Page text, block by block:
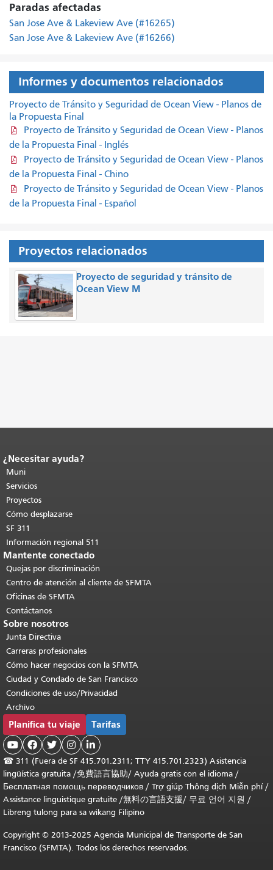
Paradas afectadas
San Jose Ave & Lakeview Ave (#16265)
San Jose Ave & Lakeview Ave (#16266)
Informes y documentos relacionados
Proyecto de Tránsito y Seguridad de Ocean View - Planos de
la Propuesta Final
Proyecto de Tránsito y Seguridad de Ocean View - Planos
de la Propuesta Final - Inglés
Proyecto de Tránsito y Seguridad de Ocean View - Planos
de la Propuesta Final - Chino
Proyecto de Tránsito y Seguridad de Ocean View - Planos
de la Propuesta Final - Español
Proyectos relacionados
Proyecto de seguridad y tránsito de
Ocean View M
Fin del contenido de la página.
de esta página se repite en todas las
páginas.Volver al principio del
contenido principal
¿Necesitar ayuda?
Muni
Servicios
Proyectos
Cómo desplazarse
SF 311
Información regional 511
Mantente conectado
Quejas por discriminación
Centro de atención al cliente de SFMTA
Oficinas de SFMTA
Contáctanos
Sobre nosotros
Junta Directiva
Carreras profesionales
Cómo hacer negocios con la SFMTA
Ciudad y Condado de San Francisco
Condiciones de uso/Privacidad
Archivo
Planifica tu viaje Tarifas
    
☎ 311 (Fuera de SF 415.701.2311; TTY 415.701.2323) Asistencia
lingüística gratuita /免費語言協助/ Ayuda gratis con el idioma /
Бесплатная помощь переводчиков / Trợ giúp Thông dịch Miễn phí/
Assistance linguistique gratuite /無料の言語支援/ 무료 언어 지원 /
Libreng tulong para sa wikang Filipino
Copyright © 2013-2025 Agencia Municipal de Transporte de San
Francisco (SFMTA). Todos los derechos reservados.